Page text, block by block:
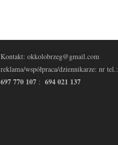
Kontakt: okkolobrzeg@gmail.com
reklama/współpraca/dziennikarze: nr tel.:
697 770 107 : 694 021 137